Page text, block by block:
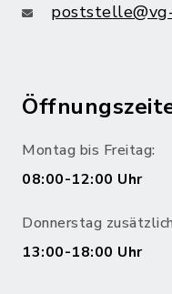
Montag bis Freitag:
08:00-12:00 Uhr
Donnerstag
13:00-18:00 Uhr